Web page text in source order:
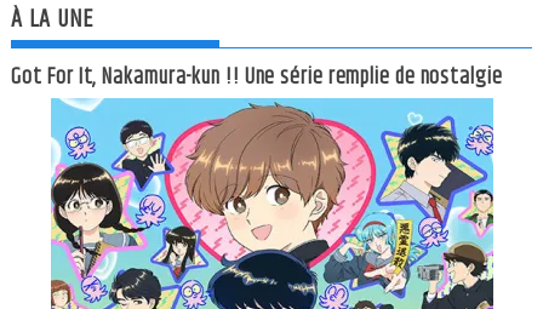
À LA UNE
Got For It, Nakamura-kun !! Une série remplie de nostalgie